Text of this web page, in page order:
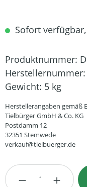
Sofort
Produktnummer:
Herstellernummer:
Gewicht: 5 kg
Herstellerangaben gemäß
Tielbürger GmbH & Co. KG
Postdamm 12
32351 Stemwede
verkauf@tielbuerger.de
Produkt